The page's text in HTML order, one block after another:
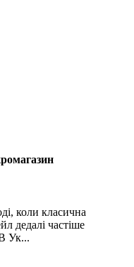
коли класична
дедалі частіше
Ук...